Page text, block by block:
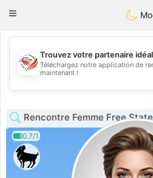
States
Toggle
💖
💕
Trouvez votre partenaire idéal
Téléchargez notre application de
maintenant !
Rencontre Femme Free State
0.7/1